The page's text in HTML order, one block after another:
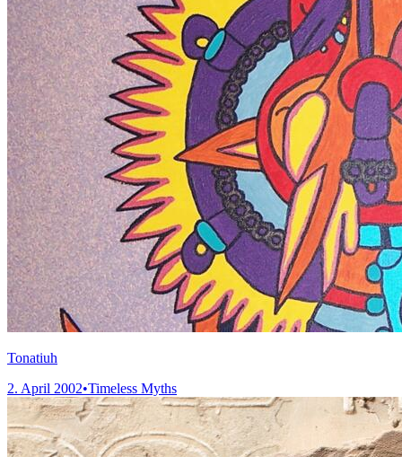
Tonatiuh
2. April 2002•Timeless Myths